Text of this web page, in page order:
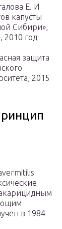
Е. И
капусты
Сибири»,
2010 год
защита
2015
в 1984